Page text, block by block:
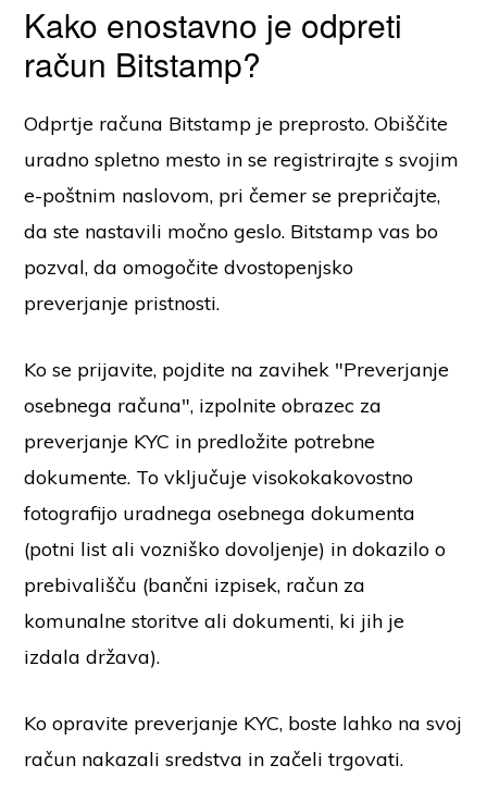
Kako enostavno je odpreti
račun Bitstamp?
Odprtje računa Bitstamp je preprosto. Obiščite
uradno spletno mesto in se registrirajte s svojim
e-poštnim naslovom, pri čemer se prepričajte,
da ste nastavili močno geslo. Bitstamp vas bo
pozval, da omogočite dvostopenjsko
preverjanje pristnosti.
Ko se prijavite, pojdite na zavihek "Preverjanje
osebnega računa", izpolnite obrazec za
preverjanje KYC in predložite potrebne
dokumente. To vključuje visokokakovostno
fotografijo uradnega osebnega dokumenta
(potni list ali vozniško dovoljenje) in dokazilo o
prebivališču (bančni izpisek, račun za
komunalne storitve ali dokumenti, ki jih je
izdala država).
Ko opravite preverjanje KYC, boste lahko na svoj
račun nakazali sredstva in začeli trgovati.